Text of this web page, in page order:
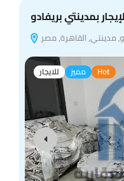
بمدينتي بريفادو
مدينتي, القاهرة, مصر
للايجار مميز Hot